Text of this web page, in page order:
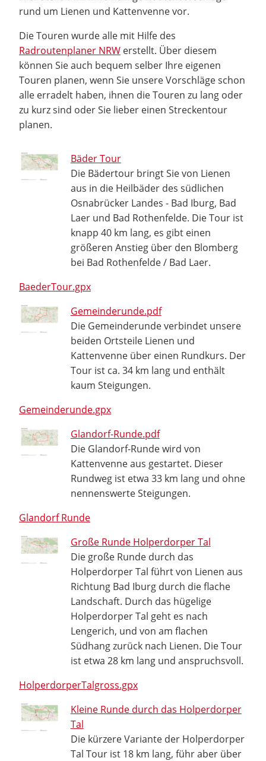
rund um Lienen und Kattenvenne vor.
Die Touren wurde alle mit Hilfe des
Radroutenplaner NRW erstellt. Über diesem
können Sie auch bequem selber Ihre eigenen
Touren planen, wenn Sie unsere Vorschläge schon
alle erradelt haben, ihnen die Touren zu lang oder
zu kurz sind oder Sie lieber einen Streckentour
planen.
Bäder Tour
Die Bädertour bringt Sie von Lienen
aus in die Heilbäder des südlichen
Osnabrücker Landes - Bad Iburg, Bad
Laer und Bad Rothenfelde. Die Tour ist
knapp 40 km lang, es gibt einen
größeren Anstieg über den Blomberg
bei Bad Rothenfelde / Bad Laer.
BaederTour.gpx
Gemeinderunde.pdf
Die Gemeinderunde verbindet unsere
beiden Ortsteile Lienen und
Kattenvenne über einen Rundkurs. Der
Tour ist ca. 34 km lang und enthält
kaum Steigungen.
Gemeinderunde.gpx
Glandorf-Runde.pdf
Die Glandorf-Runde wird von
Kattenvenne aus gestartet. Dieser
Rundweg ist etwa 33 km lang und ohne
nennenswerte Steigungen.
Glandorf Runde
Große Runde Holperdorper Tal
Die große Runde durch das
Holperdorper Tal führt von Lienen aus
Richtung Bad Iburg durch die flache
Landschaft. Durch das hügelige
Holperdorper Tal geht es nach
Lengerich, und von am flachen
Südhang zurück nach Lienen. Die Tour
ist etwa 28 km lang und anspruchsvoll.
HolperdorperTalgross.gpx
Kleine Runde durch das Holperdorper
Tal
Die kürzere Variante der Holperdorper
Tal Tour ist 18 km lang, führ aber über